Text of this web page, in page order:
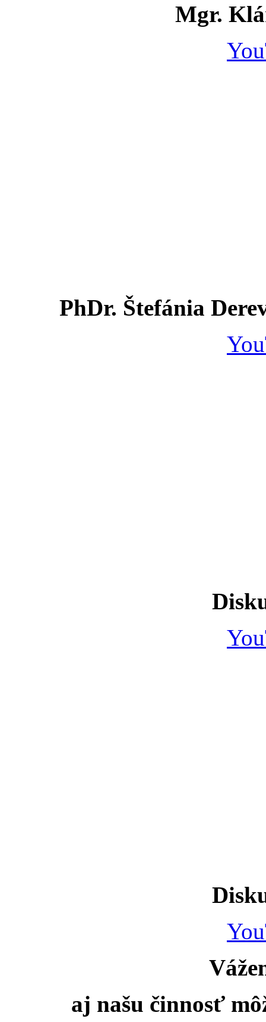
Mgr.
PhDr. Štefánia
aj našu činnosť